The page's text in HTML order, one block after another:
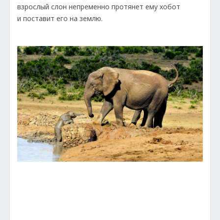
взрослый слон непременно протянет ему хобот
и поставит его на землю.